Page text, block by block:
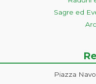
Sagre ed
Piazza